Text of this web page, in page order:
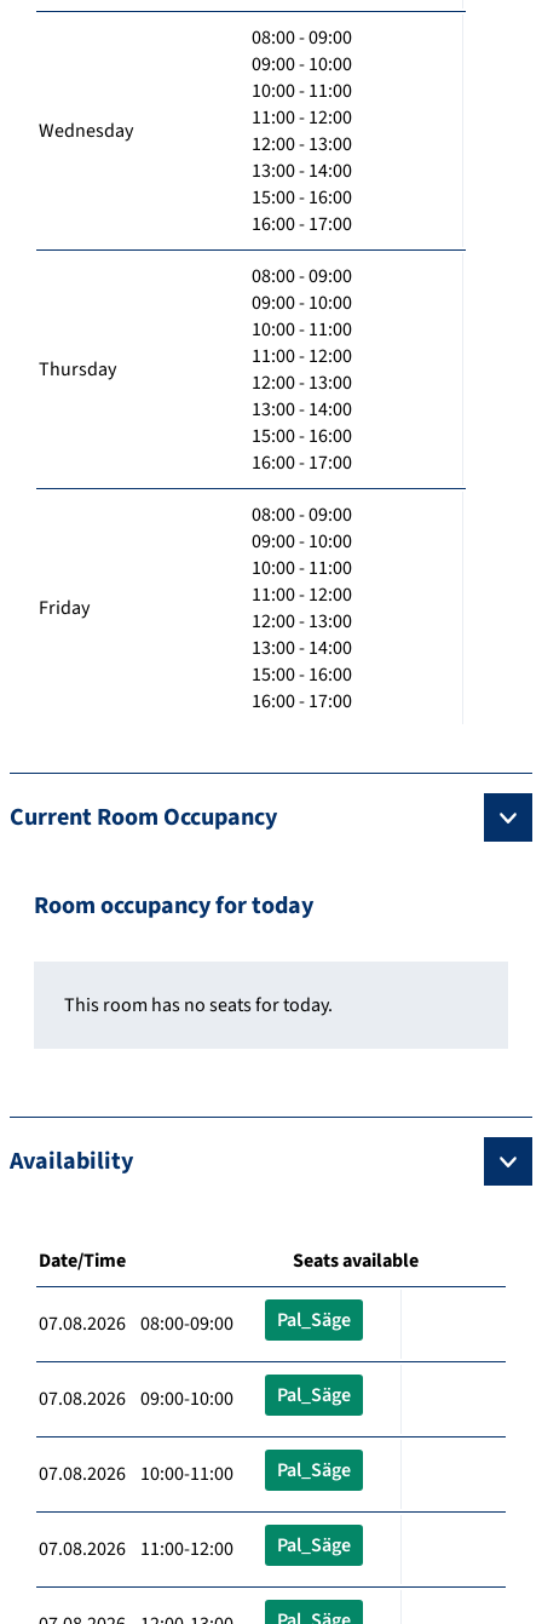
Wednesday
08:00 - 09:00
09:00 - 10:00
10:00 - 11:00
11:00 - 12:00
12:00 - 13:00
13:00 - 14:00
15:00 - 16:00
16:00 - 17:00
Thursday
08:00 - 09:00
09:00 - 10:00
10:00 - 11:00
11:00 - 12:00
12:00 - 13:00
13:00 - 14:00
15:00 - 16:00
16:00 - 17:00
Friday
08:00 - 09:00
09:00 - 10:00
10:00 - 11:00
11:00 - 12:00
12:00 - 13:00
13:00 - 14:00
15:00 - 16:00
16:00 - 17:00
Current Room Occupancy
Room occupancy for today
This room has no seats for today.
Availability
Date/Time Seats available
07.08.2026 08:00-09:00 Pal_Säge
07.08.2026 09:00-10:00 Pal_Säge
07.08.2026 10:00-11:00 Pal_Säge
07.08.2026 11:00-12:00 Pal_Säge